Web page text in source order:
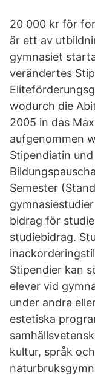
20 000 kr för
är ett av
gymnasiet
verändertes
wodurch die
2005 in das
aufgenommen
Stipendiatin
Semester
bidrag för
studiebidrag.
Stipendier kan
elever vid
under andra
estetiska
kultur, språk